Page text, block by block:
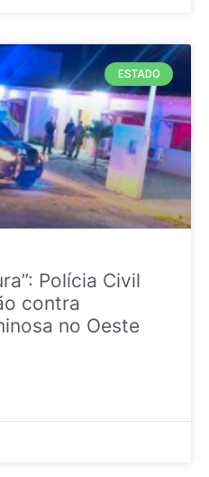
ESTADO
Polícia Civil
contra
no Oeste